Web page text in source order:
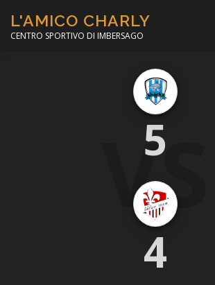
contenuto
L'AMICO CHARLY
CENTRO SPORTIVO DI IMBERSAGO
CORSO
MINIBASKET
VS
5
4